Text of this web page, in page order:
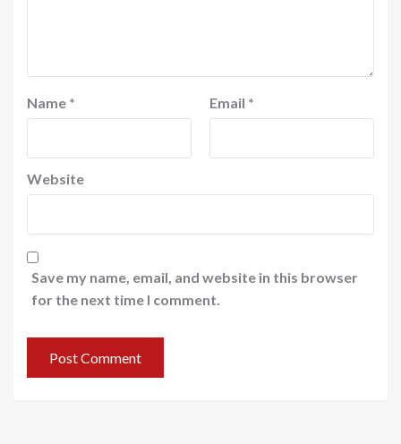
Name * Email *
Website
Save my name, email, and website in this browser
for the next time I comment.